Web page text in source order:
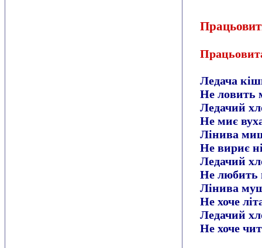
Ледача
Не ловить
Ледачий
Не миє
Лінива
Не вириє
Ледачий
Не любить
Лінива
Не хоче
Ледачий
Не хоче